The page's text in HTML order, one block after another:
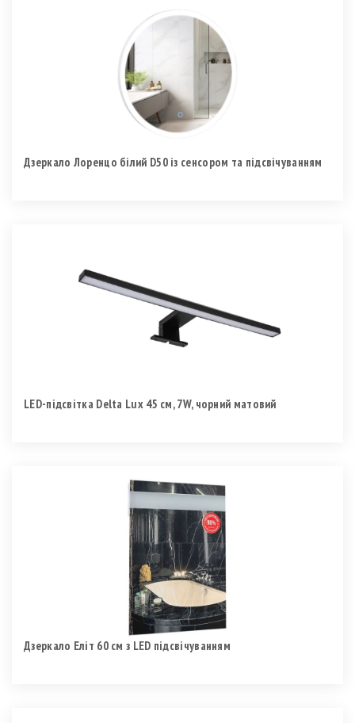
Дзеркало Лоренцо білий D50 із сенсором та підсвічуванням
LED-підсвітка Delta Lux 45 см, 7W, чорний матовий
Дзеркало Еліт 60 см з LED підсвічуванням